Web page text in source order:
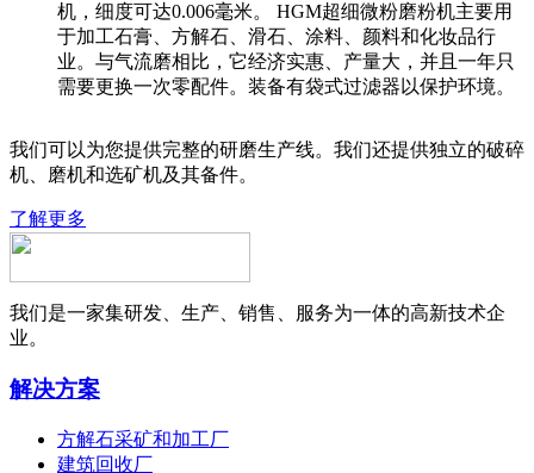
机，细度可达0.006毫米。 HGM超细微粉磨粉机主要用
于加工石膏、方解石、滑石、涂料、颜料和化妆品行
业。与气流磨相比，它经济实惠、产量大，并且一年只
需要更换一次零配件。装备有袋式过滤器以保护环境。
我们可以为您提供完整的研磨生产线。我们还提供独立的破碎
机、磨机和选矿机及其备件。
了解更多
我们是一家集研发、生产、销售、服务为一体的高新技术企
业。
解决方案
方解石采矿和加工厂
建筑回收厂